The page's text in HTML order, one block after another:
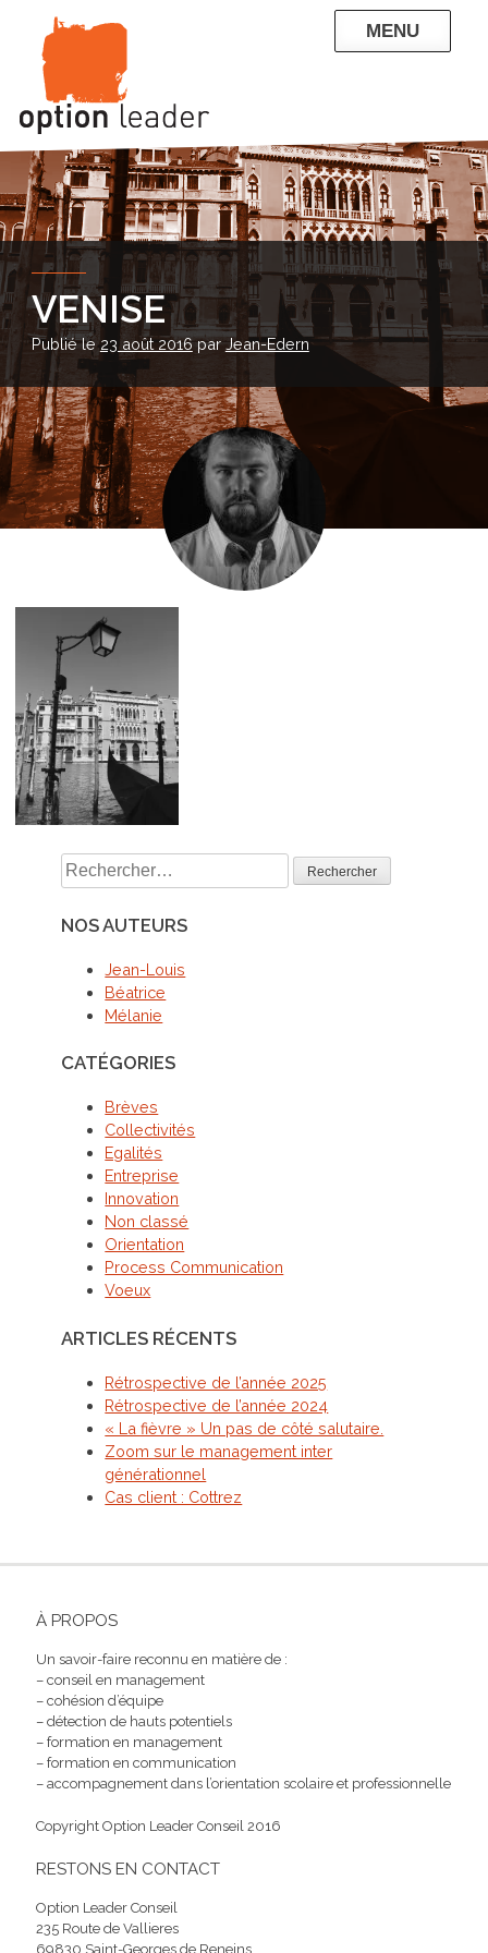
content
MENU
PARTICULIERS
CONTACT
BLOG
VENISE
Publié le23 août 2016par Jean-Edern
Rechercher :
NOS AUTEURS
Jean-Louis
Béatrice
Mélanie
CATÉGORIES
Brèves
Collectivités
Egalités
Entreprise
Innovation
Non classé
Orientation
Process Communication
Voeux
ARTICLES RÉCENTS
Rétrospective de l’année 2025
Rétrospective de l’année 2024
« La fièvre » Un pas de côté salutaire.
Zoom sur le management inter
générationnel
Cas client : Cottrez
À PROPOS
Un savoir-faire reconnu en matière de :
– conseil en management
– cohésion d’équipe
– détection de hauts potentiels
– formation en management
– formation en communication
– accompagnement dans l’orientation scolaire et professionnelle
Copyright Option Leader Conseil 2016
RESTONS EN CONTACT
Option Leader Conseil
235 Route de Vallieres
69830 Saint-Georges de Reneins